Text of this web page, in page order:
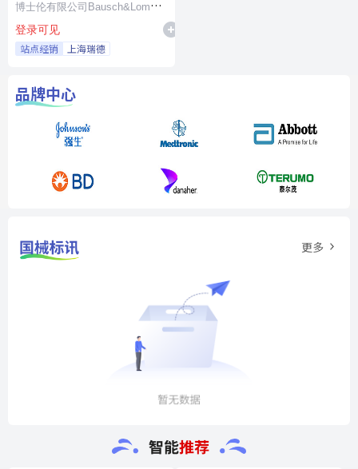
博士伦有限公司Bausch&Lomb
Incorporated
登录可见
站点经销 上海瑞德
品牌中心